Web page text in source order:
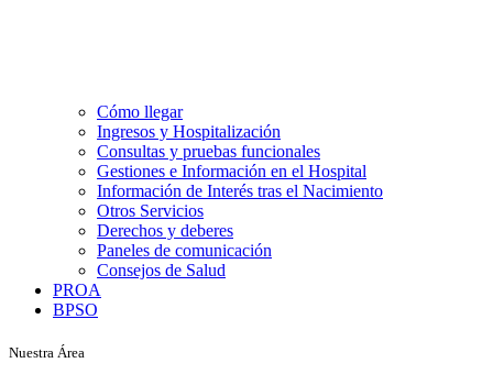
Cómo llegar
Ingresos y Hospitalización
Consultas y pruebas funcionales
Gestiones e Información en el Hospital
Información de Interés tras el Nacimiento
Otros Servicios
Derechos y deberes
Paneles de comunicación
Consejos de Salud
PROA
BPSO
Nuestra Área